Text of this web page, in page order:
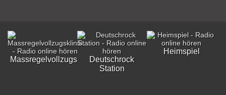
MassregelvollzugsklinikDeutschrock
Station
Heimspiel